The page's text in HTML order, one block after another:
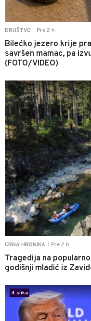
DRUŠTVO Pre 2 h
Bilećko jezero krije
savršen mamac, pa
(FOTO/VIDEO)
CRNA HRONIKA Pre 2 h
Tragedija na
godišnji mladić iz
4 slika